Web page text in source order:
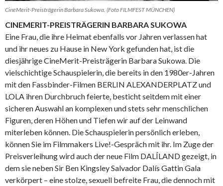
CineMerit-Preisträgerin Barbara Sukowa. (Foto FILMFEST MÜNCHEN)
CINEMERIT-PREISTRÄGERIN BARBARA SUKOWA
Eine Frau, die ihre Heimat ebenfalls vor Jahren verlassen hat
und ihr neues zu Hause in New York gefunden hat, ist die
diesjährige CineMerit-Preisträgerin Barbara Sukowa. Die
vielschichtige Schauspielerin, die bereits in den 1980er-Jahren
mit den Fassbinder-Filmen BERLIN ALEXANDERPLATZ und
LOLA ihren Durchbruch feierte, besticht seitdem mit einer
sicheren Auswahl an komplexen und stets sehr menschlichen
Figuren, deren Höhen und Tiefen wir auf der Leinwand
miterleben können. Die Schauspielerin persönlich erleben,
können Sie im Filmmakers Live!-Gespräch mit ihr. Im Zuge der
Preisverleihung wird auch der neue Film DALÍLAND gezeigt, in
dem sie neben Sir Ben Kingsley Salvador Dalís Gattin Gala
verkörpert – eine stolze, sexuell befreite Frau, die dennoch mit